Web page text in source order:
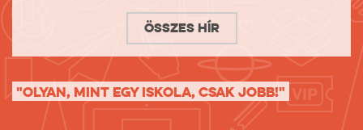
Összes hír
"Olyan, mint egy iskola, csak jobb!"